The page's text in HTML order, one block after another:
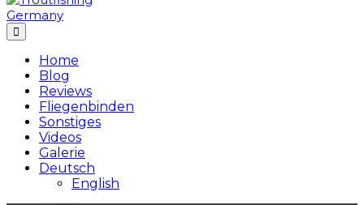
Home
Blog
Reviews
Fliegenbinden
Sonstiges
Videos
Galerie
Deutsch
English